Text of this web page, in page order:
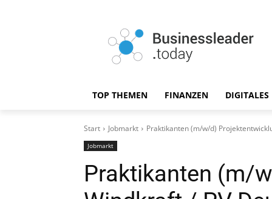
TOP THEMEN FINANZEN DIGITALES
Start Jobmarkt Praktikanten (m/w/d)
Jobmarkt
Praktikanten (m/